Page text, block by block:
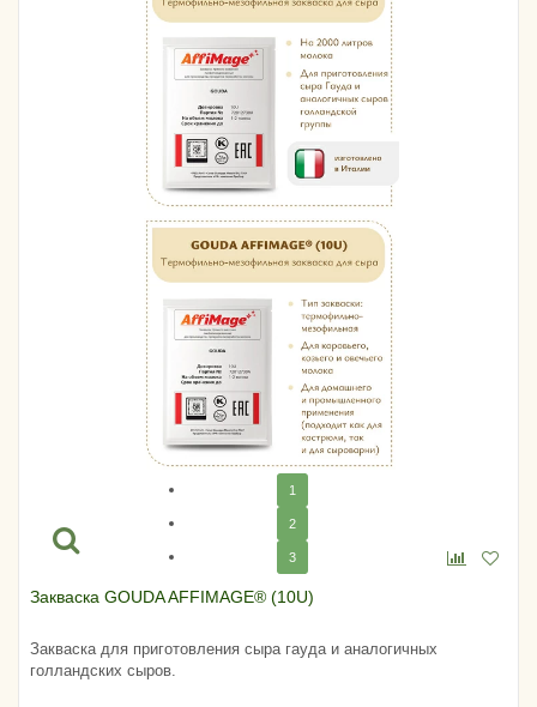
1
2
3
Закваска GOUDA AFFIMAGE® (10U)
Закваска для приготовления сыра гауда и аналогичных
голландских сыров.